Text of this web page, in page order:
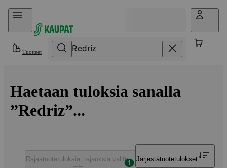
Hyppää sisältöön
Tuotteet
Haetaan tuloksia sanalla
”Redriz”...
Rajaatuotetuloksia, rajauksia valittu
1
Järjestätuotetulokset